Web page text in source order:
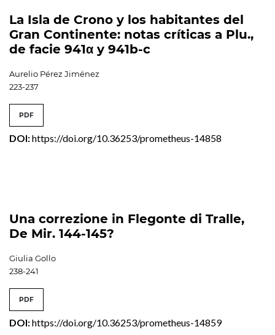
La Isla de Crono y los habitantes del
Gran Continente: notas críticas a Plu.,
de facie 941α y 941b-c
Aurelio Pérez Jiménez
223-237
PDF
DOI:https://doi.org/10.36253/prometheus-14858
Una correzione in Flegonte di Tralle,
De Mir. 144-145?
Giulia Gollo
238-241
PDF
DOI:https://doi.org/10.36253/prometheus-14859